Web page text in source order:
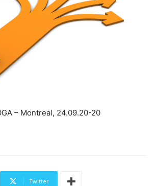
– Montreal, 24.09.20-20
Twitter